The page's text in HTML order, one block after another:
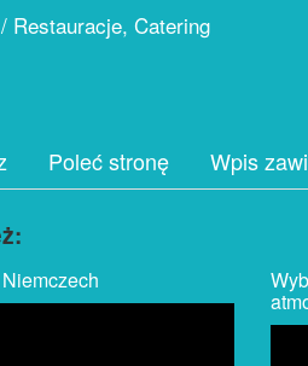
Restauracje, Catering
Poleć stronę Wpis